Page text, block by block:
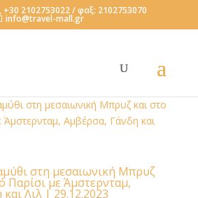
+30 2102753022 / φαξ: 2102753070
info@travel-mall.gr
στη μεσαιωνική Μπρυζ
Παρίσι με Άμστερνταμ,
Λιλ | 29.12.2023